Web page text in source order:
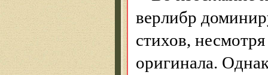
верлибр
стихов,
оригинала.